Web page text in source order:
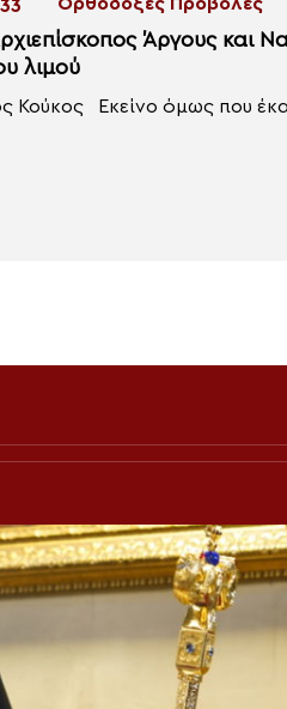
Άργους και
λιμού
Κούκος Εκείνο όμως που